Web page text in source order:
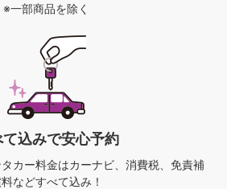
※一部商品を除く
込みで安心予約
カー料金はカーナビ、消費税、免責補
などすべて込み！